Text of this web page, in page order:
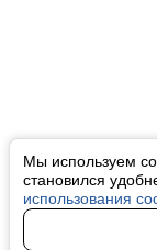
Мы используем
становился
использования